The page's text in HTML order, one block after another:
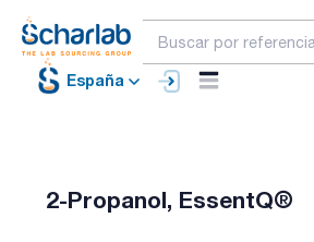
España
2-Propanol, EssentQ®